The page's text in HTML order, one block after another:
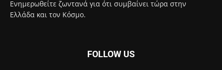
Ενημερωθείτε ζωντανά για ότι συμβαίνει τώρα στην
Ελλάδα και τον Κόσμο.
FOLLOW US